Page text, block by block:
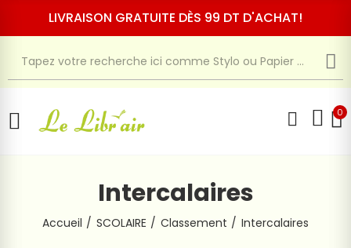
LIVRAISON GRATUITE DÈS 99 DT D'ACHAT!
0
Intercalaires
Accueil SCOLAIRE Classement Intercalaires